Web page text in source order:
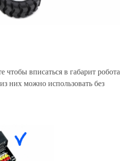
вписаться в габарит робота
них можно использовать без